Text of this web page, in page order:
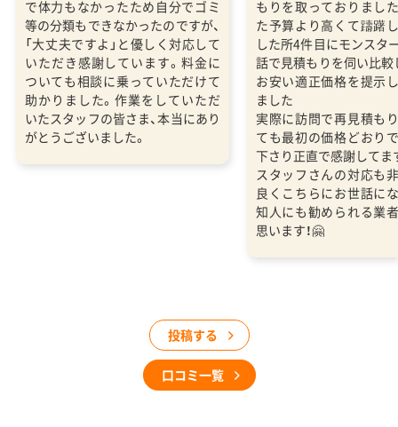
で体力もなかったため自分でゴミ
等の分類もできなかったのですが、
「大丈夫ですよ」と優しく対応して
いただき感謝しています。料金に
ついても相談に乗っていただけて
助かりました。作業をしていただ
いたスタッフの皆さま、本当にあり
がとうございました。
もりを取っておりまし
た予算より高くて躊躇
した所4件目にモンスタ
話で見積もりを伺い比
お安い適正価格を提示
ました
実際に訪問で再見積も
ても最初の価格どおり
下さり正直で感謝してま
スタッフさんの対応も
良くこちらにお世話に
知人にも勧められる業
思います！🤗
投稿する
口コミ一覧